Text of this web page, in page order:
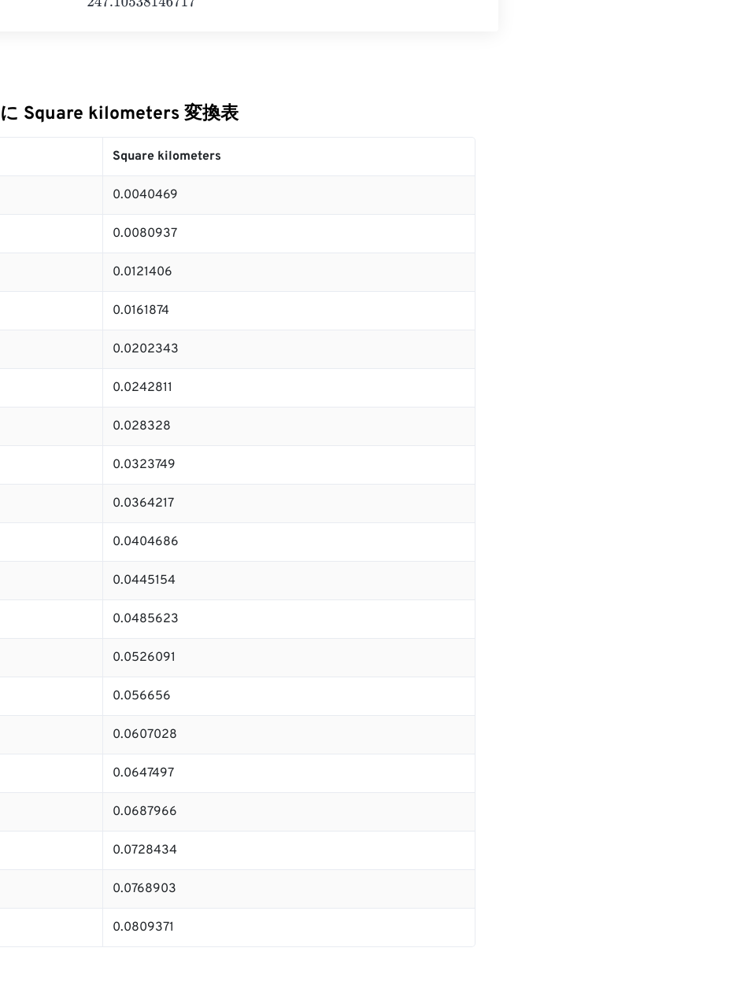
Square kilometers 変換表
Square kilometers
0.0040469
0.0080937
0.0121406
0.0161874
0.0202343
0.0242811
0.028328
0.0323749
0.0364217
0.0404686
0.0445154
0.0485623
0.0526091
0.056656
0.0607028
0.0647497
0.0687966
0.0728434
0.0768903
0.0809371